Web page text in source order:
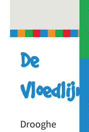
De
Vloedlijn
Drooghe